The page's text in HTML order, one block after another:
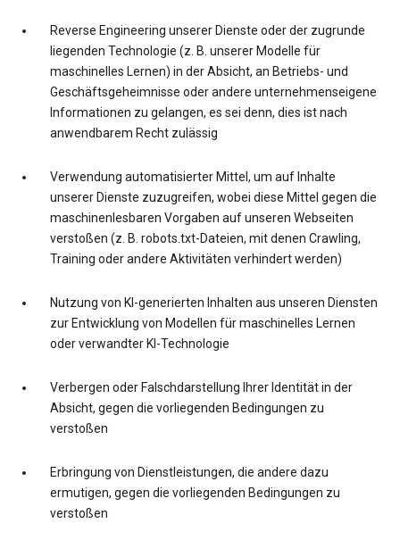
Reverse Engineering unserer Dienste oder der zugrunde
liegenden Technologie (z. B. unserer Modelle für
maschinelles Lernen) in der Absicht, an Betriebs- und
Geschäftsgeheimnisse oder andere unternehmenseigene
Informationen zu gelangen, es sei denn, dies ist nach
anwendbarem Recht zulässig
Verwendung automatisierter Mittel, um auf Inhalte
unserer Dienste zuzugreifen, wobei diese Mittel gegen die
maschinenlesbaren Vorgaben auf unseren Webseiten
verstoßen (z. B. robots.txt-Dateien, mit denen Crawling,
Training oder andere Aktivitäten verhindert werden)
Nutzung von KI-generierten Inhalten aus unseren Diensten
zur Entwicklung von Modellen für maschinelles Lernen
oder verwandter KI-Technologie
Verbergen oder Falschdarstellung Ihrer Identität in der
Absicht, gegen die vorliegenden Bedingungen zu
verstoßen
Erbringung von Dienstleistungen, die andere dazu
ermutigen, gegen die vorliegenden Bedingungen zu
verstoßen